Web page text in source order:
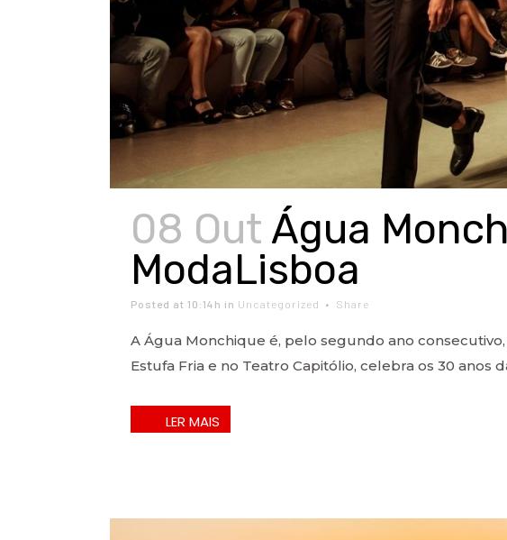
08 Out Água
ModaLisboa
Posted at 10:14h in Uncategorized Share
A Água Monchique é, pelo segundo ano
Estufa Fria e no Teatro Capitólio, celebra os 30 anos